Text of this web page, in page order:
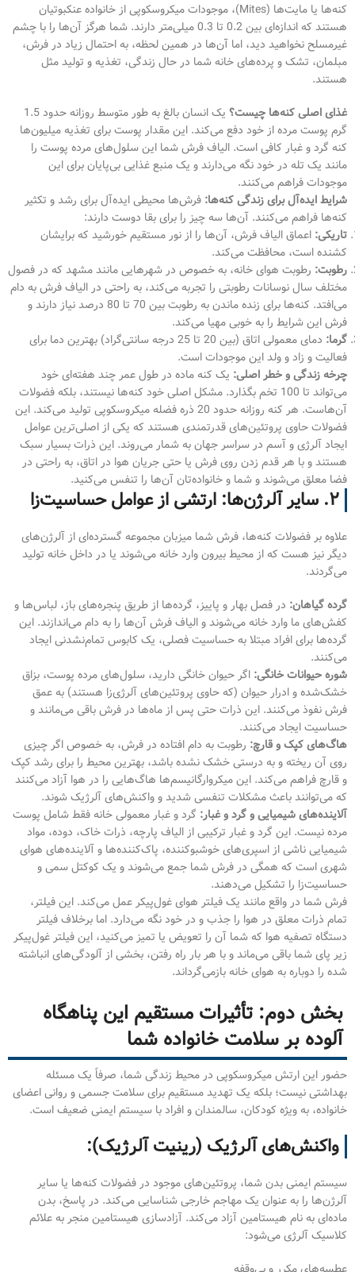
کنه‌ها یا مایت‌ها (Mites)، موجودات میکروسکوپی از خانواده عنکبوتیان
هستند که اندازه‌ای بین 0.2 تا 0.3 میلی‌متر دارند. شما هرگز آن‌ها را با چشم
غیرمسلح نخواهید دید، اما آن‌ها در همین لحظه، به احتمال زیاد در فرش،
مبلمان، تشک و پرده‌های خانه شما در حال زندگی، تغذیه و تولید مثل
هستند.
غذای اصلی کنه‌ها چیست؟
یک انسان بالغ به طور متوسط روزانه حدود 1.5
گرم پوست مرده از خود دفع می‌کند. این مقدار پوست برای تغذیه میلیون‌ها
کنه گرد و غبار کافی است. الیاف فرش شما این سلول‌های مرده پوست را
مانند یک تله در خود نگه می‌دارند و یک منبع غذایی بی‌پایان برای این
موجودات فراهم می‌کنند.
شرایط ایده‌آل برای زندگی کنه‌ها: فرش‌ها محیطی ایده‌آل برای رشد و تکثیر
کنه‌ها فراهم می‌کنند. آن‌ها سه چیز را برای بقا دوست دارند:
تاریکی: اعماق الیاف فرش، آن‌ها را از نور مستقیم خورشید که برایشان
کشنده است، محافظت می‌کند.
رطوبت: رطوبت هوای خانه، به خصوص در شهرهایی مانند مشهد که در فصول
مختلف سال نوسانات رطوبتی را تجربه می‌کند، به راحتی در الیاف فرش به دام
می‌افتد. کنه‌ها برای زنده ماندن به رطوبت بین 70 تا 80 درصد نیاز دارند و
فرش این شرایط را به خوبی مهیا می‌کند.
گرما:
دمای معمولی اتاق (بین 20 تا 25 درجه سانتی‌گراد) بهترین دما برای
فعالیت و زاد و ولد این موجودات است.
چرخه زندگی و خطر اصلی: یک کنه ماده در طول عمر چند هفته‌ای خود
می‌تواند تا 100 تخم بگذارد. مشکل اصلی خود کنه‌ها نیستند، بلکه فضولات
آن‌هاست. هر کنه روزانه حدود 20 ذره فضله میکروسکوپی تولید می‌کند. این
فضولات حاوی پروتئین‌های قدرتمندی هستند که یکی از اصلی‌ترین عوامل
ایجاد آلرژی و آسم در سراسر جهان به شمار می‌روند. این ذرات بسیار سبک
هستند و با هر قدم زدن روی فرش یا حتی جریان هوا در اتاق، به راحتی در
فضا معلق می‌شوند و شما و خانواده‌تان آن‌ها را تنفس می‌کنید.
۲. سایر آلرژن‌ها: ارتشی از عوامل حساسیت‌زا
علاوه بر فضولات کنه‌ها، فرش شما میزبان مجموعه گسترده‌ای از آلرژن‌های
دیگر نیز هست که از محیط بیرون وارد خانه می‌شوند یا در داخل خانه تولید
می‌گردند.
گرده گیاهان: در فصل بهار و پاییز، گرده‌ها از طریق پنجره‌های باز، لباس‌ها و
کفش‌های ما وارد خانه می‌شوند و الیاف فرش آن‌ها را به دام می‌اندازند. این
گرده‌ها برای افراد مبتلا به حساسیت فصلی، یک کابوس تمام‌نشدنی ایجاد
می‌کنند.
شوره حیوانات خانگی: اگر حیوان خانگی دارید، سلول‌های مرده پوست، بزاق
خشک‌شده و ادرار حیوان (که حاوی پروتئین‌های آلرژی‌زا هستند) به عمق
فرش نفوذ می‌کنند. این ذرات حتی پس از ماه‌ها در فرش باقی می‌مانند و
حساسیت ایجاد می‌کنند.
هاگ‌های کپک و قارچ: رطوبت به دام افتاده در فرش، به خصوص اگر چیزی
روی آن ریخته و به درستی خشک نشده باشد، بهترین محیط را برای رشد کپک
و قارچ فراهم می‌کند. این میکروارگانیسم‌ها هاگ‌هایی را در هوا آزاد می‌کنند
که می‌توانند باعث مشکلات تنفسی شدید و واکنش‌های آلرژیک شوند.
آلاینده‌های شیمیایی و گرد و غبار: گرد و غبار معمولی خانه فقط شامل پوست
مرده نیست. این گرد و غبار ترکیبی از الیاف پارچه، ذرات خاک، دوده، مواد
شیمیایی ناشی از اسپری‌های خوشبوکننده، پاک‌کننده‌ها و آلاینده‌های هوای
شهری است که همگی در فرش شما جمع می‌شوند و یک کوکتل سمی و
حساسیت‌زا را تشکیل می‌دهند.
فرش شما در واقع مانند یک فیلتر هوای غول‌پیکر عمل می‌کند. این فیلتر،
تمام ذرات معلق در هوا را جذب و در خود نگه می‌دارد. اما برخلاف فیلتر
دستگاه تصفیه هوا که شما آن را تعویض یا تمیز می‌کنید، این فیلتر غول‌پیکر
زیر پای شما باقی می‌ماند و با هر بار راه رفتن، بخشی از آلودگی‌های انباشته
شده را دوباره به هوای خانه بازمی‌گرداند.
بخش دوم: تأثیرات مستقیم این پناهگاه
آلوده بر سلامت خانواده شما
حضور این ارتش میکروسکوپی در محیط زندگی شما، صرفاً یک مسئله
بهداشتی نیست؛ بلکه یک تهدید مستقیم برای سلامت جسمی و روانی اعضای
خانواده، به ویژه کودکان، سالمندان و افراد با سیستم ایمنی ضعیف است.
واکنش‌های آلرژیک (رینیت آلرژیک):
سیستم ایمنی بدن شما، پروتئین‌های موجود در فضولات کنه‌ها یا سایر
آلرژن‌ها را به عنوان یک مهاجم خارجی شناسایی می‌کند. در پاسخ، بدن
ماده‌ای به نام هیستامین آزاد می‌کند. آزادسازی هیستامین منجر به علائم
کلاسیک آلرژی می‌شود: